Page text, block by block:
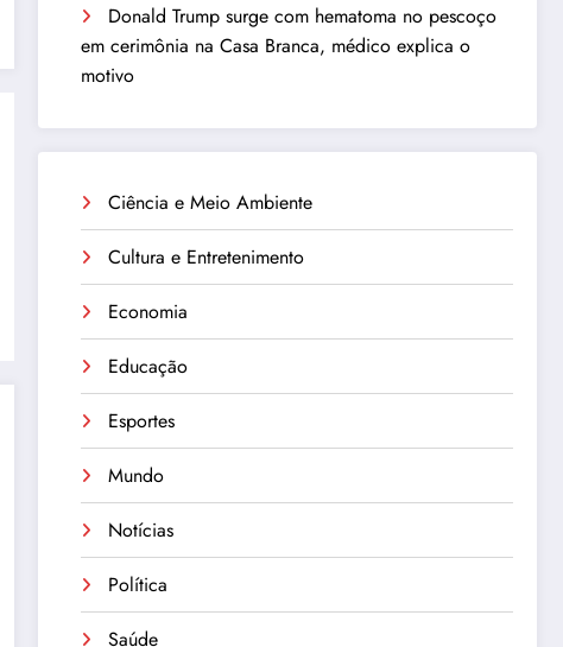
Donald Trump surge com hematoma no pescoço
em cerimônia na Casa Branca, médico explica o
motivo
Ciência e Meio Ambiente
Cultura e Entretenimento
Economia
Educação
Esportes
Mundo
Notícias
Política
Saúde